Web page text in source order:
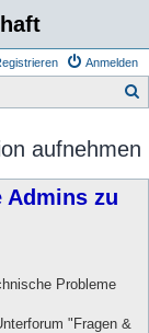
Anmelden
aufnehmen
zu
Probleme
"Fragen &